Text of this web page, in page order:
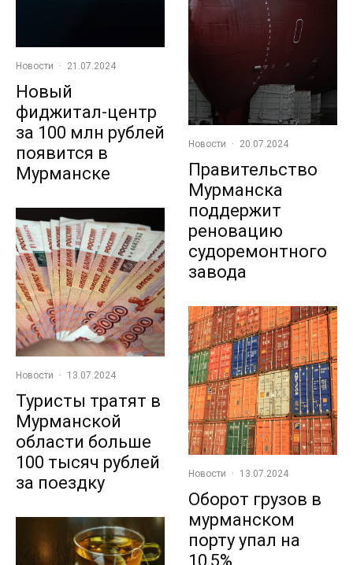
Новости · 21.07.2024
Новый
фиджитал-центр
за 100 млн рублей
появится в
Мурманске
Новости · 13.07.2024
Туристы тратят в
Мурманской
области больше
100 тысяч рублей
за поездку
Новости · 20.07.2024
Правительство
Мурманска
поддержит
реновацию
судоремонтного
завода
Новости · 13.07.2024
Оборот грузов в
мурманском
порту упал на
10,5%